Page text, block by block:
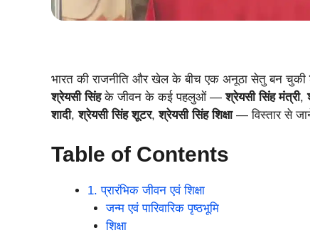
भारत की राजनीति और खेल के बीच एक अनूठा सेतु बन चुकी
श्रेयसी सिंहके जीवन के कई पहलुओं —श्रेयसी सिंह मंत्री,
शादी,श्रेयसी सिंह शूटर,श्रेयसी सिंह शिक्षा— विस्तार से
Table of Contents
1. प्रारंभिक जीवन एवं शिक्षा
जन्म एवं पारिवारिक पृष्ठभूमि
शिक्षा